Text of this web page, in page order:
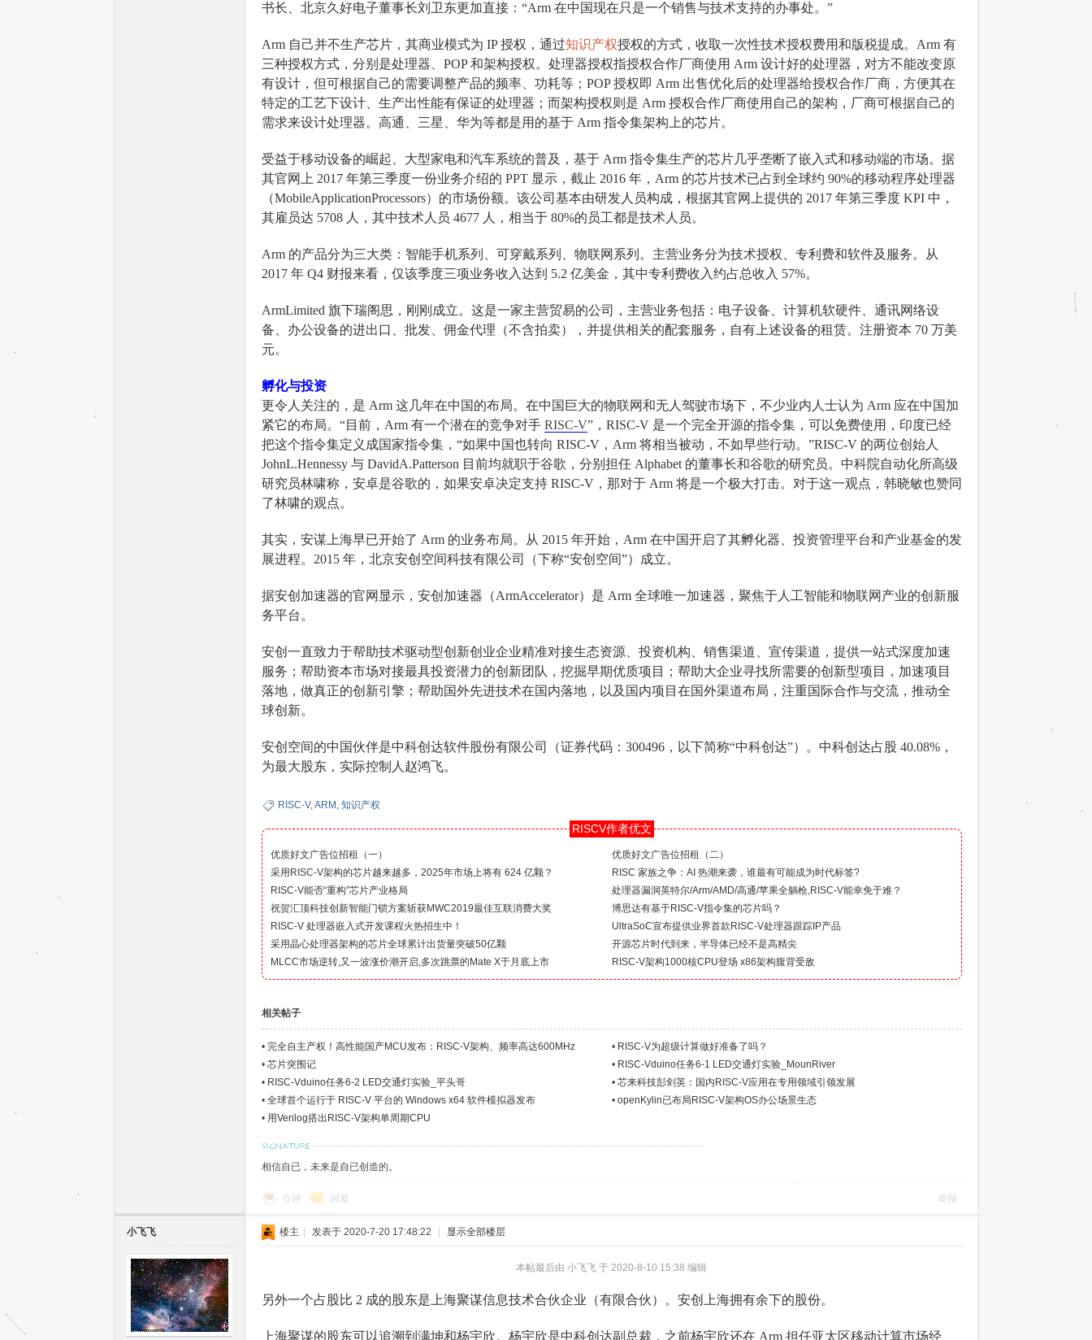
书长、北京久好电子董事长刘卫东更加直接：“Arm 在中国现在只是一个销售与技术支持的办事处。”
Arm 自己并不生产芯片，其商业模式为 IP 授权，通过知识产权授权的方式，收取一次性技术授权费用和版税提成。Arm 有
三种授权方式，分别是处理器、POP 和架构授权。处理器授权指授权合作厂商使用 Arm 设计好的处理器，对方不能改变原
有设计，但可根据自己的需要调整产品的频率、功耗等；POP 授权即 Arm 出售优化后的处理器给授权合作厂商，方便其在
特定的工艺下设计、生产出性能有保证的处理器；而架构授权则是 Arm 授权合作厂商使用自己的架构，厂商可根据自己的
需求来设计处理器。高通、三星、华为等都是用的基于 Arm 指令集架构上的芯片。
受益于移动设备的崛起、大型家电和汽车系统的普及，基于 Arm 指令集生产的芯片几乎垄断了嵌入式和移动端的市场。据
其官网上 2017 年第三季度一份业务介绍的 PPT 显示，截止 2016 年，Arm 的芯片技术已占到全球约 90%的移动程序处理器
（MobileApplicationProcessors）的市场份额。该公司基本由研发人员构成，根据其官网上提供的 2017 年第三季度 KPI 中，
其雇员达 5708 人，其中技术人员 4677 人，相当于 80%的员工都是技术人员。
Arm 的产品分为三大类：智能手机系列、可穿戴系列、物联网系列。主营业务分为技术授权、专利费和软件及服务。从
2017 年 Q4 财报来看，仅该季度三项业务收入达到 5.2 亿美金，其中专利费收入约占总收入 57%。
ArmLimited 旗下瑞阁思，刚刚成立。这是一家主营贸易的公司，主营业务包括：电子设备、计算机软硬件、通讯网络设
备、办公设备的进出口、批发、佣金代理（不含拍卖），并提供相关的配套服务，自有上述设备的租赁。注册资本 70 万美
元。
孵化与投资
更令人关注的，是 Arm 这几年在中国的布局。在中国巨大的物联网和无人驾驶市场下，不少业内人士认为 Arm 应在中国加
紧它的布局。“目前，Arm 有一个潜在的竞争对手 RISC-V”，RISC-V 是一个完全开源的指令集，可以免费使用，印度已经
把这个指令集定义成国家指令集，“如果中国也转向 RISC-V，Arm 将相当被动，不如早些行动。”RISC-V 的两位创始人
JohnL.Hennessy 与 DavidA.Patterson 目前均就职于谷歌，分别担任 Alphabet 的董事长和谷歌的研究员。中科院自动化所高级
研究员林啸称，安卓是谷歌的，如果安卓决定支持 RISC-V，那对于 Arm 将是一个极大打击。对于这一观点，韩晓敏也赞同
了林啸的观点。
其实，安谋上海早已开始了 Arm 的业务布局。从 2015 年开始，Arm 在中国开启了其孵化器、投资管理平台和产业基金的发
展进程。2015 年，北京安创空间科技有限公司（下称“安创空间”）成立。
据安创加速器的官网显示，安创加速器（ArmAccelerator）是 Arm 全球唯一加速器，聚焦于人工智能和物联网产业的创新服
务平台。
安创一直致力于帮助技术驱动型创新创业企业精准对接生态资源、投资机构、销售渠道、宣传渠道，提供一站式深度加速
服务；帮助资本市场对接最具投资潜力的创新团队，挖掘早期优质项目；帮助大企业寻找所需要的创新型项目，加速项目
落地，做真正的创新引擎；帮助国外先进技术在国内落地，以及国内项目在国外渠道布局，注重国际合作与交流，推动全
球创新。
安创空间的中国伙伴是中科创达软件股份有限公司（证券代码：300496，以下简称“中科创达”）。中科创达占股 40.08%，
为最大股东，实际控制人赵鸿飞。
RISC-V,ARM , 知识产权
RISCV作者优文
优质好文广告位招租（一）
优质好文广告位招租（二）
采用RISC-V架构的芯片越来越多，2025年市场上将有 624 亿颗？
RISC 家族之争：AI 热潮来袭，谁最有可能成为时代标签?
RISC-V能否“重构”芯片产业格局
处理器漏洞英特尔/Arm/AMD/高通/苹果全躺枪,RISC-V能幸免于难？
祝贺汇顶科技创新智能门锁方案斩获MWC2019最佳互联消费大奖
博思达有基于RISC-V指令集的芯片吗？
RISC-V 处理器嵌入式开发课程火热招生中！
UltraSoC宣布提供业界首款RISC-V处理器跟踪IP产品
采用晶心处理器架构的芯片全球累计出货量突破50亿颗
开源芯片时代到来，半导体已经不是高精尖
MLCC市场逆转,又一波涨价潮开启,多次跳票的Mate X于月底上市
RISC-V架构1000核CPU登场 x86架构腹背受敌
相关帖子
• 完全自主产权！高性能国产MCU发布：RISC-V架构、频率高达600MHz • RISC-V为超级计算做好准备了吗？
• 芯片突围记 • RISC-Vduino任务6-1 LED交通灯实验_MounRiver
• RISC-Vduino任务6-2 LED交通灯实验_平头哥 • 芯来科技彭剑英：国内RISC-V应用在专用领域引领发展
• 全球首个运行于 RISC-V 平台的 Windows x64 软件模拟器发布 • openKylin已布局RISC-V架构OS办公场景生态
• 用Verilog搭出RISC-V架构单周期CPU
相信自已，未来是自已创造的。
点评 回复 举报
小飞飞 楼主 发表于 2020-7-20 17:48:22 显示全部楼层
本帖最后由 小飞飞 于 2020-8-10 15:38 编辑
另外一个占股比 2 成的股东是上海聚谋信息技术合伙企业（有限合伙）。安创上海拥有余下的股份。
上海聚谋的股东可以追溯到满坤和杨宇欣。杨宇欣是中科创达副总裁，之前杨宇欣还在 Arm 担任亚太区移动计算市场经